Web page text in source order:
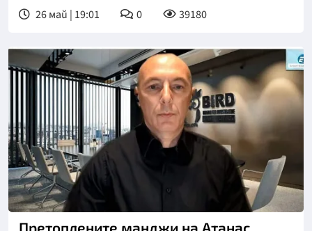
26 май | 19:01 0 39180
Претоплените манджи на Атанас